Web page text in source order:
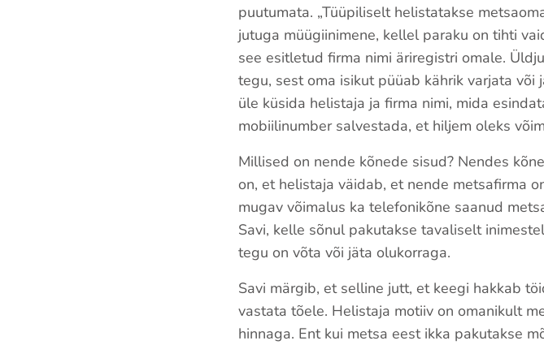
puutumata. „Tüüpiliselt helistatakse
jutuga müügiinimene, kellel paraku on tihti
see esitletud firma nimi äriregistri omale.
tegu, sest oma isikut püüab kährik varjata
üle küsida helistaja ja firma nimi, mida
mobiilinumber salvestada, et hiljem oleks
Millised on nende kõnede sisud? Nendes
on, et helistaja väidab, et nende metsafirma
mugav võimalus ka telefonikõne saanud
Savi, kelle sõnul pakutakse tavaliselt
tegu on võta või jäta olukorraga.
Savi märgib, et selline jutt, et keegi hakkab
vastata tõele. Helistaja motiiv on omanikult
hinnaga. Ent kui metsa eest ikka pakutakse